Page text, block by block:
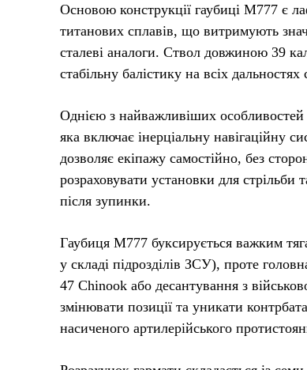
Основою конструкції гаубиці М777 є
титанових сплавів, що витримують
сталеві аналоги. Ствол довжиною 39
стабільну балістику на всіх дальностях
Однією з найважливіших
яка включає інерціальну навігаційну
дозволяє екіпажу самостійно, без
розраховувати установки для
після зупинки.
Гаубиця М777 буксирується важким
у складі підрозділів ЗСУ), проте
47 Chinook або десантування з
змінювати позиції та уникати
насиченого артилерійського